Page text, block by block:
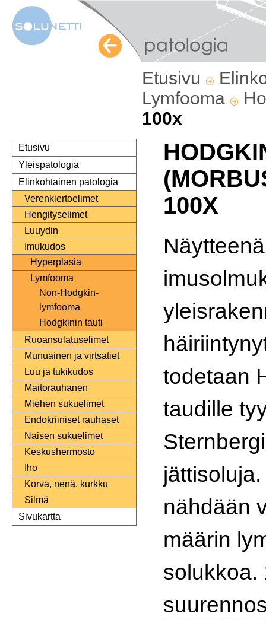
Etusivu
Lymfooma
100x
Etusivu
Yleispatologia
Elinkohtainen patologia
Verenkiertoelimet
Hengityselimet
Luuydin
Imukudos
Hyperplasia
Lymfooma
Non-Hodgkin-
lymfooma
Hodgkinin tauti
Ruoansulatuselimet
Munuainen ja virtsatiet
Luu ja tukikudos
Maitorauhanen
Miehen sukuelimet
Endokriiniset rauhaset
Naisen sukuelimet
Keskushermosto
Iho
Korva, nenä, kurkku
Silmä
Sivukartta
100X
todetaan
taudille
nähdään
määrin
solukkoa.